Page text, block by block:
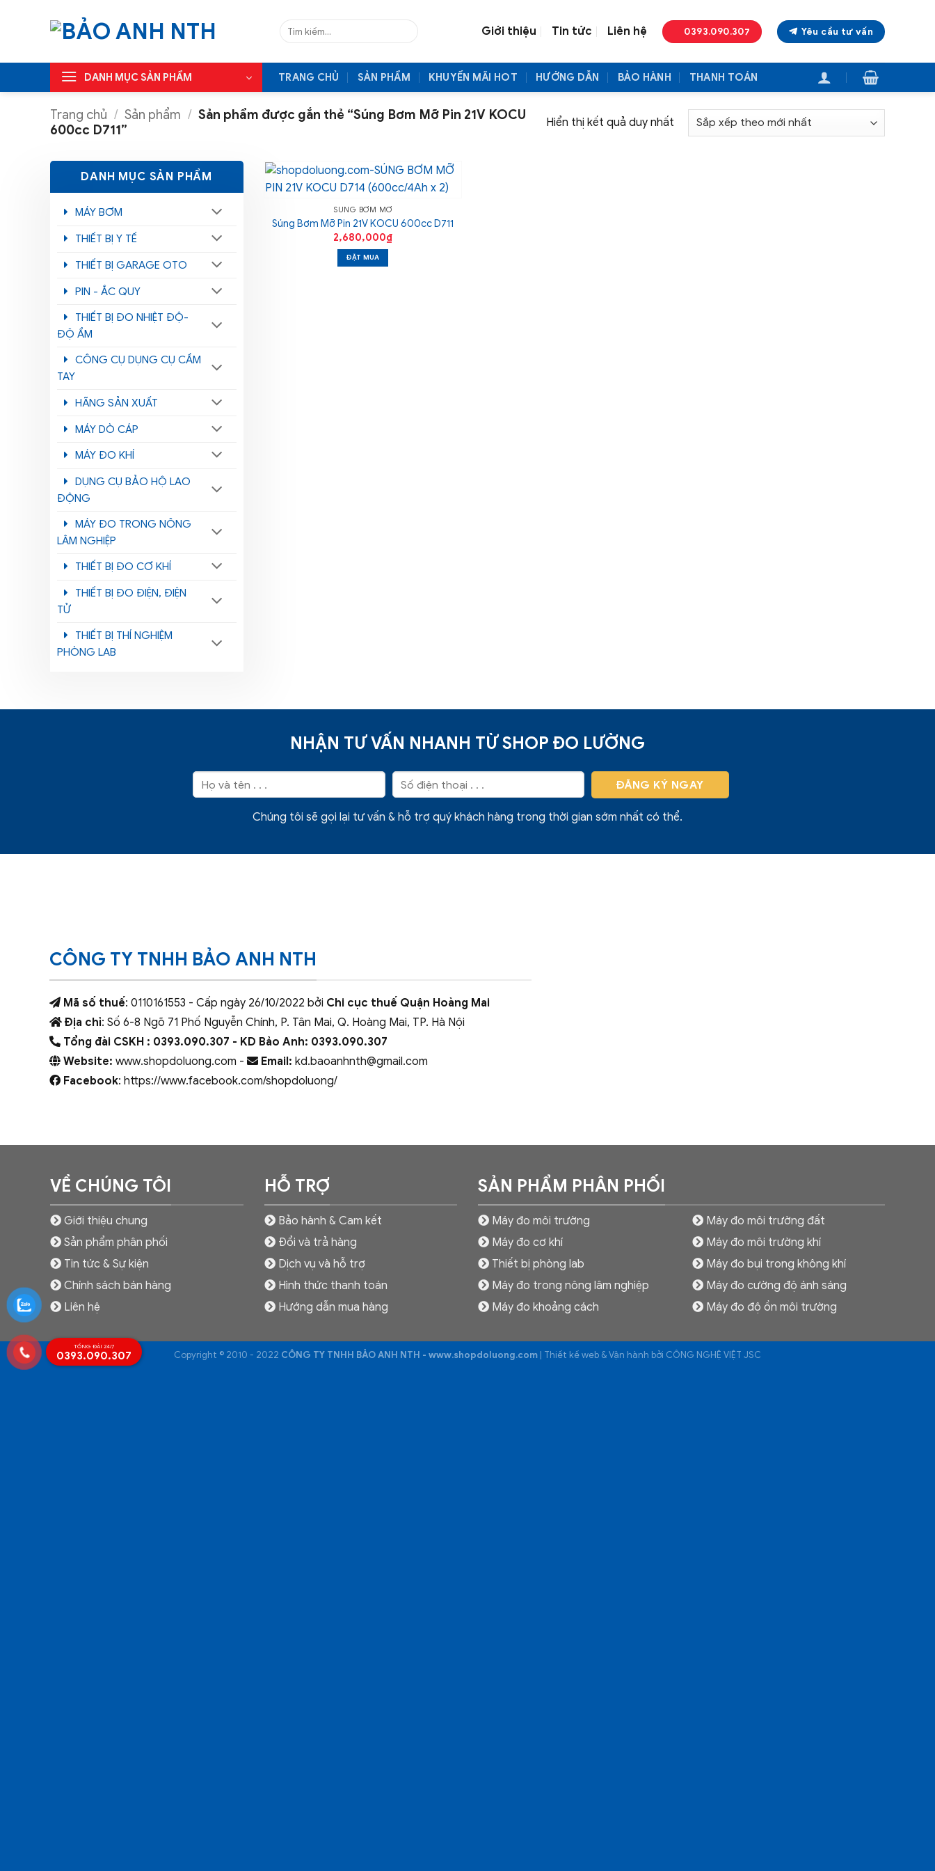
dung
Tìm
kiếm:
Giới thiệu Tin tức Liên hệ 0393.090.307 Yêu cầu tư vấn
DANH MỤC SẢN PHẨM TRANG CHỦ SẢN PHẨM KHUYẾN MÃI HOT HƯỚNG DẪN BẢO HÀNH THANH TOÁN
Trang chủ / Sản phẩm / Sản phẩm được gắn thẻ “Súng Bơm Mỡ Pin 21V KOCU
600cc D711”
Hiển thị kết quả duy nhất
DANH MỤC SẢN PHẨM
MÁY BƠM
THIẾT BỊ Y TẾ
THIẾT BỊ GARAGE OTO
PIN - ẮC QUY
THIẾT BỊ ĐO NHIỆT ĐỘ-
ĐỘ ẨM
CÔNG CỤ DỤNG CỤ CẦM
TAY
HÃNG SẢN XUẤT
MÁY DÒ CÁP
MÁY ĐO KHÍ
DỤNG CỤ BẢO HỘ LAO
ĐỘNG
MÁY ĐO TRONG NÔNG
LÂM NGHIỆP
THIẾT BỊ ĐO CƠ KHÍ
THIẾT BỊ ĐO ĐIỆN, ĐIỆN
TỬ
THIẾT BỊ THÍ NGHIỆM
PHÒNG LAB
SÚNG BƠM MỠ
Súng Bơm Mỡ Pin 21V KOCU 600cc D711
2,680,000₫
ĐẶT MUA
NHẬN TƯ VẤN NHANH TỪ SHOP ĐO LƯỜNG
Chúng tôi sẽ gọi lại tư vấn & hỗ trợ quý khách hàng trong thời gian sớm nhất có thể.
CÔNG TY TNHH BẢO ANH NTH
Mã số thuế: 0110161553 - Cấp ngày 26/10/2022 bởi Chi cục thuế Quận Hoàng Mai
Địa chỉ: Số 6-8 Ngõ 71 Phố Nguyễn Chính, P. Tân Mai, Q. Hoàng Mai, TP. Hà Nội
Tổng đài CSKH : 0393.090.307 - KD Bảo Anh: 0393.090.307
Website: www.shopdoluong.com - Email: kd.baoanhnth@gmail.com
Facebook: https://www.facebook.com/shopdoluong/
VỀ CHÚNG TÔI
Giới thiệu chung
Sản phẩm phân phối
Tin tức & Sự kiện
Chính sách bán hàng
Liên hệ
HỖ TRỢ
Bảo hành & Cam kết
Đổi và trả hàng
Dịch vụ và hỗ trợ
Hình thức thanh toán
Hướng dẫn mua hàng
SẢN PHẨM PHÂN PHỐI
Máy đo môi trường
Máy đo cơ khí
Thiết bị phòng lab
Máy đo trong nông lâm nghiệp
Máy đo khoảng cách
Máy đo môi trường đất
Máy đo môi trường khí
Máy đo bụi trong không khí
Máy đo cường độ ánh sáng
Máy đo độ ồn môi trường
Copyright © 2010 - 2022 CÔNG TY TNHH BẢO ANH NTH - www.shopdoluong.com | Thiết kế web & Vận hành bởi CÔNG NGHỆ VIỆT JSC
TỔNG ĐÀI 24/7
0393.090.307